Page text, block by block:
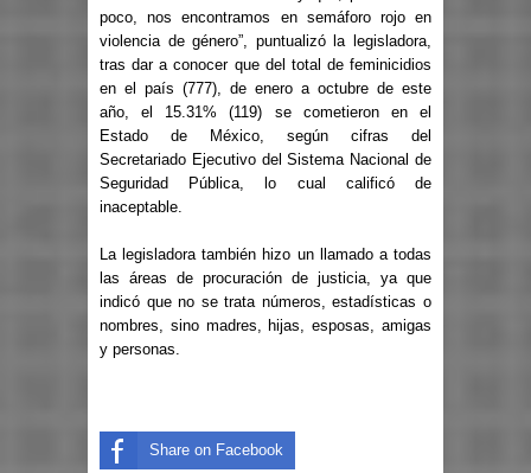
poco, nos encontramos en semáforo rojo en
violencia de género”, puntualizó la legisladora,
tras dar a conocer que del total de feminicidios
en el país (777), de enero a octubre de este
año, el 15.31% (119) se cometieron en el
Estado de México, según cifras del
Secretariado Ejecutivo del Sistema Nacional de
Seguridad Pública, lo cual calificó de
inaceptable.
La legisladora también hizo un llamado a todas
las áreas de procuración de justicia, ya que
indicó que no se trata números, estadísticas o
nombres, sino madres, hijas, esposas, amigas
y personas.
Share on Facebook